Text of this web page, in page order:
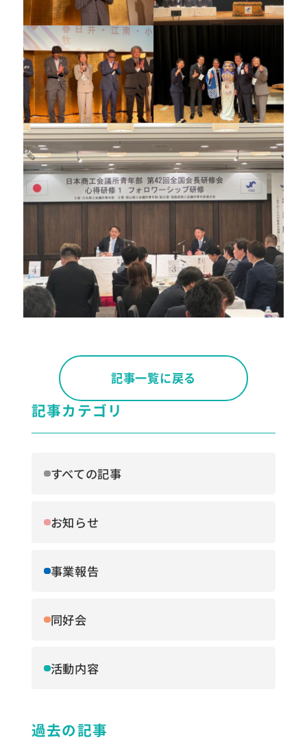
記事一覧に戻る
記事カテゴリ
すべての記事
お知らせ
事業報告
同好会
活動内容
過去の記事